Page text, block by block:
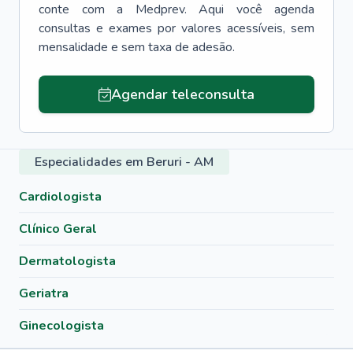
conte com a Medprev. Aqui você agenda
consultas e exames por valores acessíveis, sem
mensalidade e sem taxa de adesão.
Agendar teleconsulta
Especialidades em Beruri - AM
Cardiologista
Clínico Geral
Dermatologista
Geriatra
Ginecologista